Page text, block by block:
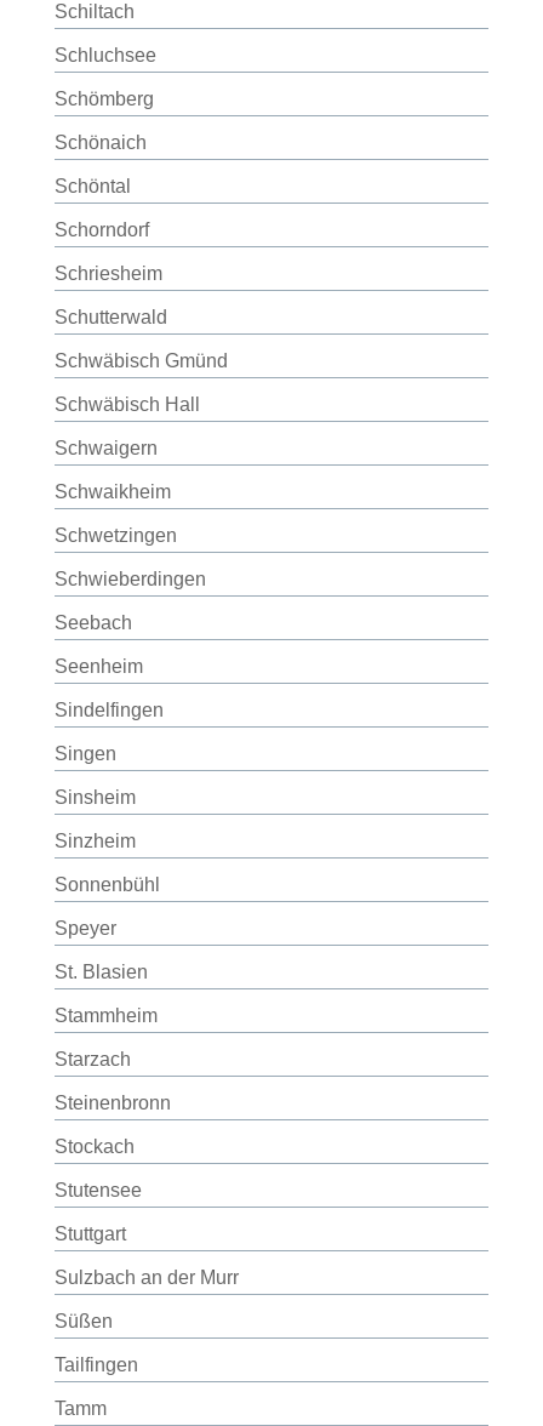
Schiltach
Schluchsee
Schömberg
Schönaich
Schöntal
Schorndorf
Schriesheim
Schutterwald
Schwäbisch Gmünd
Schwäbisch Hall
Schwaigern
Schwaikheim
Schwetzingen
Schwieberdingen
Seebach
Seenheim
Sindelfingen
Singen
Sinsheim
Sinzheim
Sonnenbühl
Speyer
St. Blasien
Stammheim
Starzach
Steinenbronn
Stockach
Stutensee
Stuttgart
Sulzbach an der Murr
Süßen
Tailfingen
Tamm